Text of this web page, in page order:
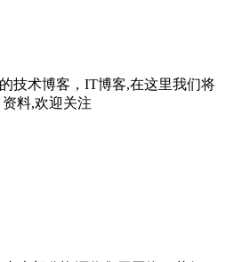
技术博客，IT博客,在这里我们将
料,欢迎关注